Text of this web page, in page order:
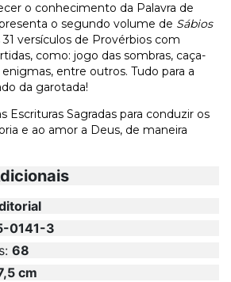
o conhecimento da Palavra de
o segundo volume de Sábios
31 versículos de Provérbios com
como: jogo das sombras, caça-
enigmas, entre outros. Tudo para a
da garotada!
Escrituras Sagradas para conduzir os
e ao amor a Deus, de maneira
0141-3
68
cm